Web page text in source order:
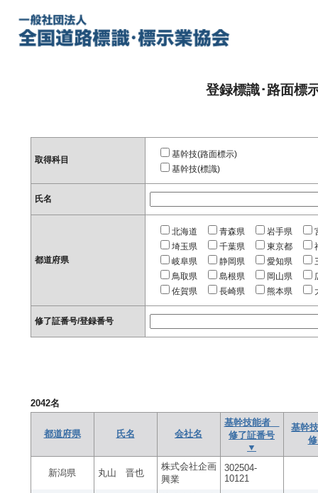
登録標識･路面標
取得科目
基幹技(路面標示)
基幹技(標識)
氏名
都道府県
北海道 青森県 岩手県
埼玉県
千葉県 東京都
岐阜県
静岡県 愛知県
鳥取県
島根県 岡山県
佐賀県
長崎県 熊本県
修了証番号/登録番号
2042名
都道府県 氏名 会社名
基幹技能者
修了証番号
▼
基幹
新潟県 丸山 晋也
株式会社企画
興業
302504-
10121